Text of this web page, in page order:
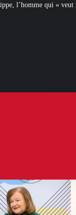
» : Loiseau en roue